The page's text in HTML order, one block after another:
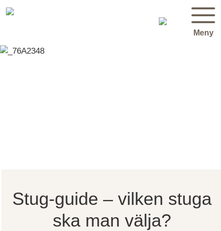
Meny
Stug-guide – vilken stuga
ska man välja?